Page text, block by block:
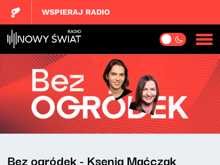
WSPIERAJ RADIO
Bez ogródek - Ksenia Maćczak